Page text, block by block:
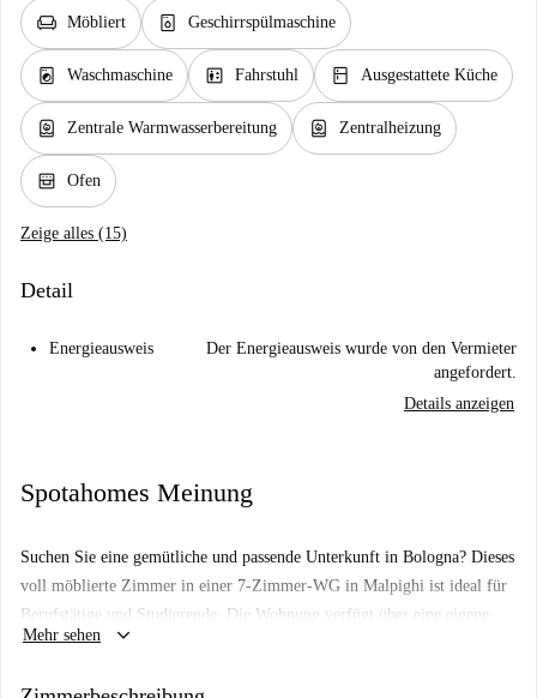
chair Möbliert dishwasher_gen Geschirrspülmaschine
local_laundry_service Waschmaschine elevator Fahrstuhl kitchen Ausgestattete Küche
water_heater Zentrale Warmwasserbereitung water_heater Zentralheizung
oven_gen Ofen
Zeige alles (15)
Detail
Energieausweis
Der Energieausweis wurde von den Vermieter
angefordert.
Details anzeigen
Spotahomes Meinung
Suchen Sie eine gemütliche und passende Unterkunft in Bologna? Dieses
voll möblierte Zimmer in einer 7-Zimmer-WG in Malpighi ist ideal für
Berufstätige und Studierende. Die Wohnung verfügt über eine eigene
Waschmaschine, einen Geschirrspüler und einen Backofen.
Mehr sehen keyboard_arrow_down